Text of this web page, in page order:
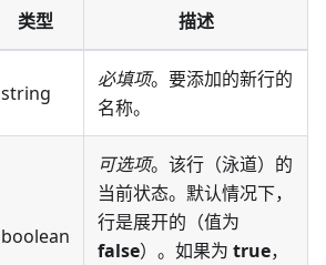
类型 描述
string
必填项。要添加的新行的
名称。
boolean
可选项。该行（泳道）的
当前状态。默认情况下，
行是展开的（值为
false）。如果为 true，